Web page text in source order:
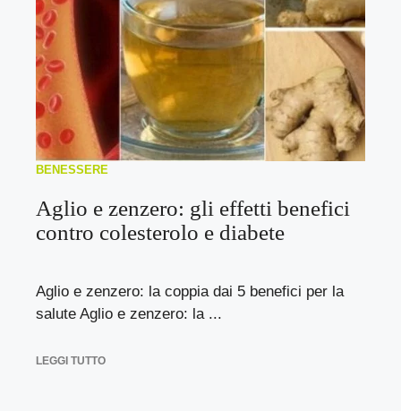
BENESSERE
Aglio e zenzero: gli effetti benefici
contro colesterolo e diabete
Aglio e zenzero: la coppia dai 5 benefici per la
salute Aglio e zenzero: la ...
LEGGI TUTTO